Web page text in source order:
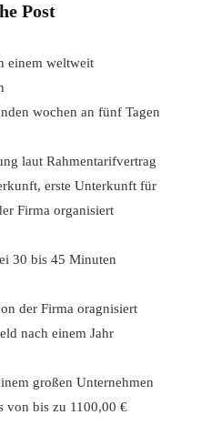
Post
einem weltweit
wochen an fünf Tagen
laut Rahmentarifvertrag
erste Unterkunft für
Firma organisiert
30 bis 45 Minuten
der Firma oragnisiert
nach einem Jahr
großen Unternehmen
von bis zu 1100,00 €